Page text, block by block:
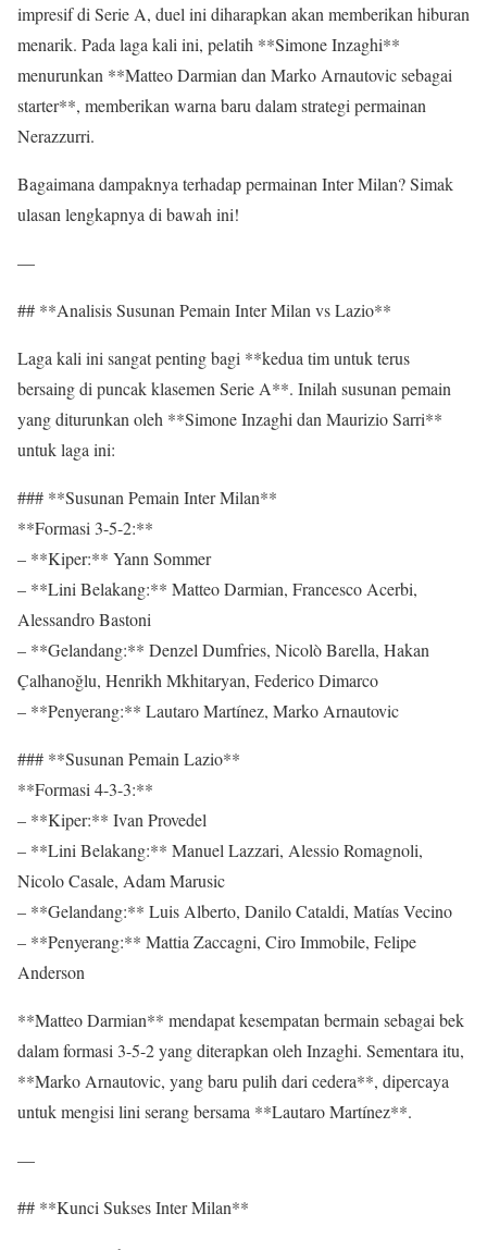
impresif di Serie A, duel ini diharapkan akan memberikan hiburan
menarik. Pada laga kali ini, pelatih **Simone Inzaghi**
menurunkan **Matteo Darmian dan Marko Arnautovic sebagai
starter**, memberikan warna baru dalam strategi permainan
Nerazzurri.
Bagaimana dampaknya terhadap permainan Inter Milan? Simak
ulasan lengkapnya di bawah ini!
—
## **Analisis Susunan Pemain Inter Milan vs Lazio**
Laga kali ini sangat penting bagi **kedua tim untuk terus
bersaing di puncak klasemen Serie A**. Inilah susunan pemain
yang diturunkan oleh **Simone Inzaghi dan Maurizio Sarri**
untuk laga ini:
### **Susunan Pemain Inter Milan**
**Formasi 3-5-2:**
– **Kiper:** Yann Sommer
– **Lini Belakang:** Matteo Darmian, Francesco Acerbi,
Alessandro Bastoni
– **Gelandang:** Denzel Dumfries, Nicolò Barella, Hakan
Çalhanoğlu, Henrikh Mkhitaryan, Federico Dimarco
– **Penyerang:** Lautaro Martínez, Marko Arnautovic
### **Susunan Pemain Lazio**
**Formasi 4-3-3:**
– **Kiper:** Ivan Provedel
– **Lini Belakang:** Manuel Lazzari, Alessio Romagnoli,
Nicolo Casale, Adam Marusic
– **Gelandang:** Luis Alberto, Danilo Cataldi, Matías Vecino
– **Penyerang:** Mattia Zaccagni, Ciro Immobile, Felipe
Anderson
**Matteo Darmian** mendapat kesempatan bermain sebagai bek
dalam formasi 3-5-2 yang diterapkan oleh Inzaghi. Sementara itu,
**Marko Arnautovic, yang baru pulih dari cedera**, dipercaya
untuk mengisi lini serang bersama **Lautaro Martínez**.
—
## **Kunci Sukses Inter Milan**